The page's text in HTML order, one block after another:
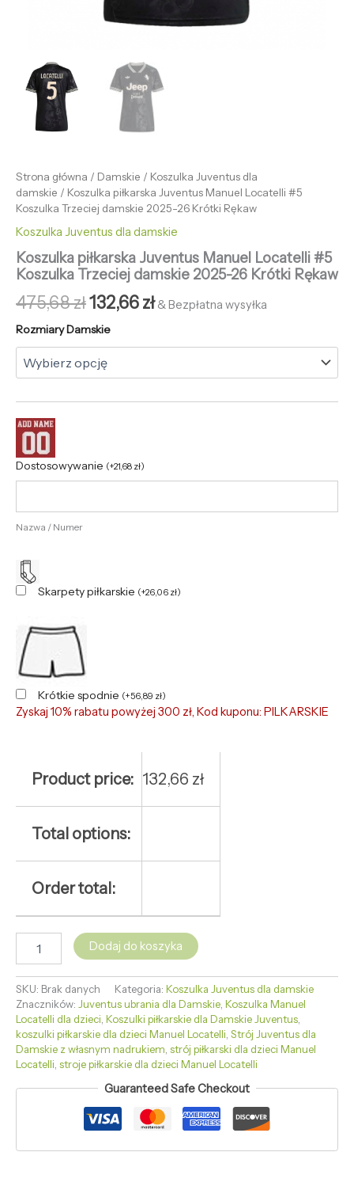
Strona główna / Damskie / Koszulka Juventus dla
damskie / Koszulka piłkarska Juventus Manuel Locatelli #5
Koszulka Trzeciej damskie 2025-26 Krótki Rękaw
Koszulka Juventus dla damskie
Koszulka piłkarska Juventus Manuel Locatelli #5
Koszulka Trzeciej damskie 2025-26 Krótki Rękaw
475,68zł132,66zł & Bezpłatna wysyłka
Rozmiary Damskie
Dostosowywanie (+21,68 zł)
Nazwa / Numer
Skarpety piłkarskie (+26,06 zł)
Krótkie spodnie (+56,89 zł)
Zyskaj 10% rabatu powyżej 300 zł, Kod kuponu: PILKARSKIE
Product price: 132,66 zł
Total options:
Order total:
Dodaj do koszyka
SKU: Brak danych Kategoria: Koszulka Juventus dla damskie
Znaczników: Juventus ubrania dla Damskie, Koszulka Manuel
Locatelli dla dzieci, Koszulki piłkarskie dla Damskie Juventus,
koszulki piłkarskie dla dzieci Manuel Locatelli, Strój Juventus dla
Damskie z własnym nadrukiem, strój piłkarski dla dzieci Manuel
Locatelli, stroje piłkarskie dla dzieci Manuel Locatelli
Guaranteed Safe Checkout